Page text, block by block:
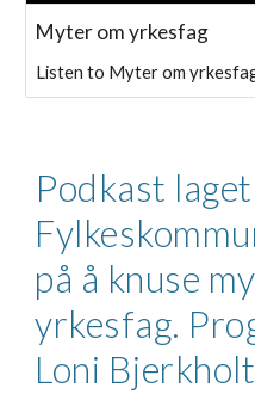
Myter om yrkesfag
Listen to Myter om
Podkast
på å knuse
yrkesfag.
Loni